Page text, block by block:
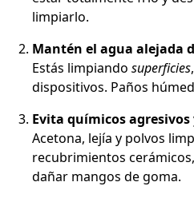
limpiarlo.
Mantén el agua alejada
Estás limpiando superficies
dispositivos. Paños
Evita químicos agresivos
Acetona, lejía y polvos
recubrimientos
dañar mangos de goma.